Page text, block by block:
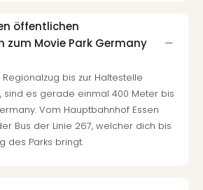
öffentlichen
zum Movie Park Germany
bis zur Haltestelle
sind es gerade einmal 400 Meter bis
Vom Hauptbahnhof Essen
Bus der Linie 267, welcher dich bis
des Parks bringt.